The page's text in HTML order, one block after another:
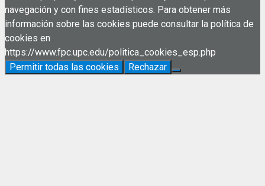
navegación y con fines estadísticos. Para obtener más
información sobre las cookies puede consultar la política de
cookies en
https://www.fpc.upc.edu/politica_cookies_esp.php
Permitir todas las cookies
Rechazar